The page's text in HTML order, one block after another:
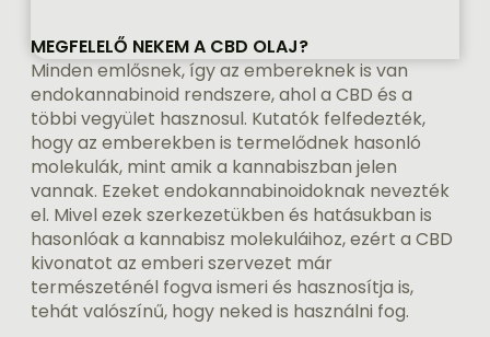
MEGFELELŐ NEKEM A CBD OLAJ?
Minden emlősnek, így az embereknek is van
endokannabinoid rendszere, ahol a CBD és a
többi vegyület hasznosul. Kutatók felfedezték,
hogy az emberekben is termelődnek hasonló
molekulák, mint amik a kannabiszban jelen
vannak. Ezeket endokannabinoidoknak nevezték
el. Mivel ezek szerkezetükben és hatásukban is
hasonlóak a kannabisz molekuláihoz, ezért a CBD
kivonatot az emberi szervezet már
természeténél fogva ismeri és hasznosítja is,
tehát valószínű, hogy neked is használni fog.